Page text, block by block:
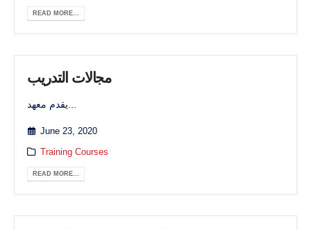
READ MORE...
مجالات التدريب
June 23, 2020
Training Courses
READ MORE...